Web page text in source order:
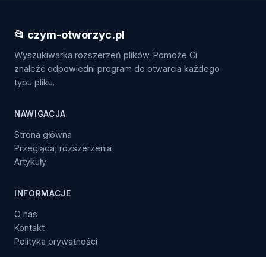
📂 czym-otworzyc.pl
Wyszukiwarka rozszerzeń plików. Pomoże Ci
znaleźć odpowiedni program do otwarcia każdego
typu pliku.
NAWIGACJA
Strona główna
Przeglądaj rozszerzenia
Artykuły
INFORMACJE
O nas
Kontakt
Polityka prywatności